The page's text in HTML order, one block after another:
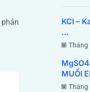
KCl –
...
Tháng
MUỐI
Tháng